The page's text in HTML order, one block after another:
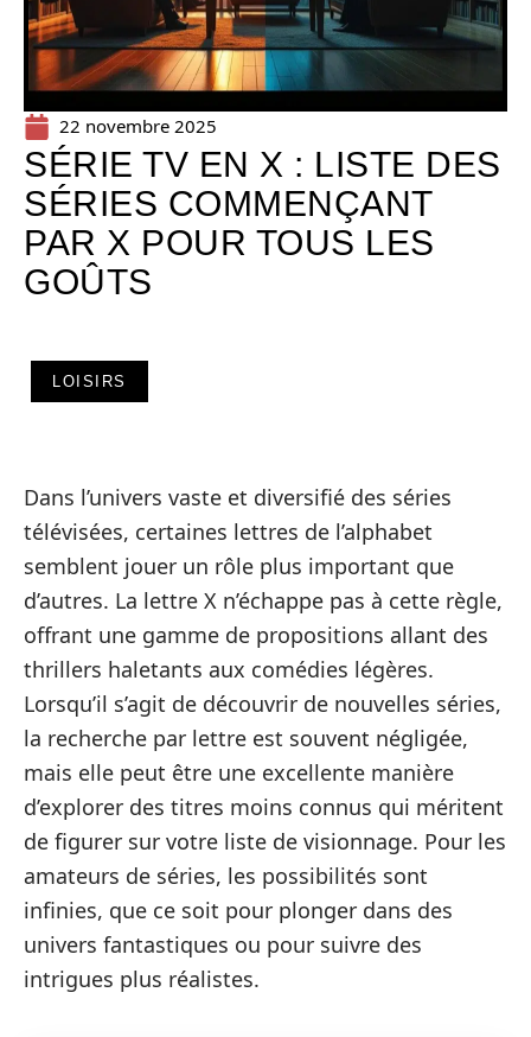
22 novembre 2025
SÉRIE TV EN X : LISTE DES
SÉRIES COMMENÇANT
PAR X POUR TOUS LES
GOÛTS
LOISIRS
Dans l’univers vaste et diversifié des séries
télévisées, certaines lettres de l’alphabet
semblent jouer un rôle plus important que
d’autres. La lettre X n’échappe pas à cette règle,
offrant une gamme de propositions allant des
thrillers haletants aux comédies légères.
Lorsqu’il s’agit de découvrir de nouvelles séries,
la recherche par lettre est souvent négligée,
mais elle peut être une excellente manière
d’explorer des titres moins connus qui méritent
de figurer sur votre liste de visionnage. Pour les
amateurs de séries, les possibilités sont
infinies, que ce soit pour plonger dans des
univers fantastiques ou pour suivre des
intrigues plus réalistes.